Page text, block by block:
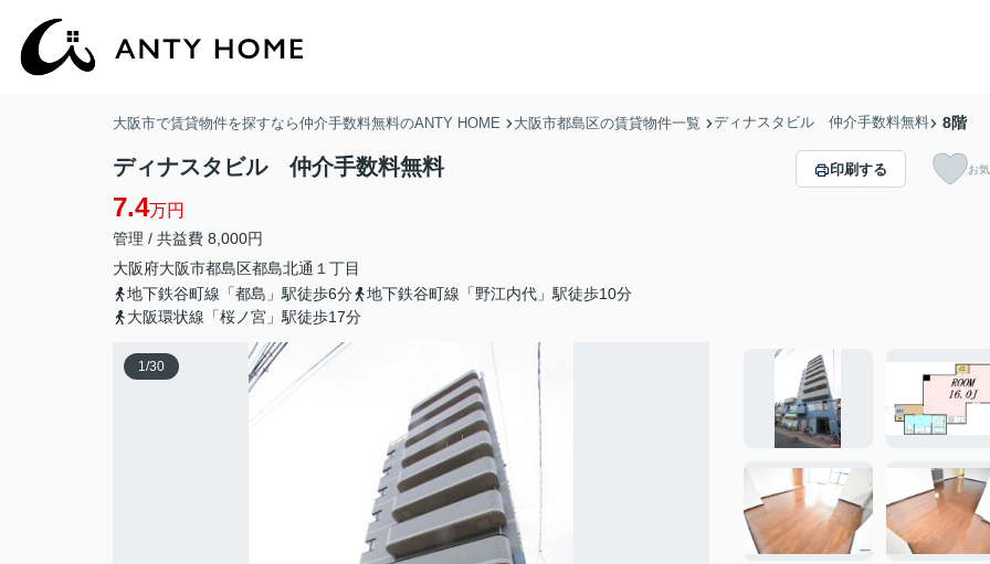
大阪市で賃貸物件を探すなら仲介手数料無料のANTY HOME 大阪市都島区の賃貸物件一覧 ディナスタビル 仲介手数料無料 8階
ディナスタビル 仲介手数料無料
7.4万円
管理 / 共益費 8,000円
大阪府大阪市都島区都島北通 １丁目
地下鉄谷町線「都島」駅徒歩6分
地下鉄谷町線「野江内代」駅徒歩10分
大阪環状線「桜ノ宮」駅徒歩17分
印刷する お
1/30